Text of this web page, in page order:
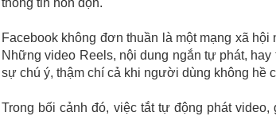
thông tin hỗn độn.
Facebook không đơn thuần là một mạng xã
Những video Reels, nội dung ngắn tự phát,
sự chú ý, thậm chí cả khi người dùng không hề
Trong bối cảnh đó, việc tắt tự động phát